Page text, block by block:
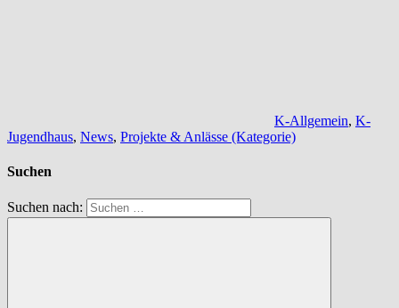
K-Allgemein, K-
Jugendhaus, News, Projekte & Anlässe (Kategorie)
Suchen
Suchen nach: